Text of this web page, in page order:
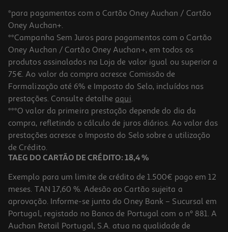
4.9 (80)
Máscara Rosto Garnier Aloe Hialurónico Un
2.39 €/un
2,39 €
*para pagamentos com o Cartão Oney Auchan / Cartão
Oney Auchan+.
**Campanha Sem Juros para pagamentos com o Cartão
Oney Auchan / Cartão Oney Auchan+, em todos os
produtos assinalados na Loja de valor igual ou superior a
75€. Ao valor da compra acresce Comissão de
Formalização até 6% e Imposto do Selo, incluídos nas
prestações. Consulte detalhe aqui.
***O valor da primeira prestação depende do dia da
compra, refletindo o cálculo de juros diários. Ao valor das
prestações acresce o Imposto do Selo sobre a utilização
de Crédito.
TAEG DO CARTÃO DE CRÉDITO: 18,4 %
Exemplo para um limite de crédito de 1.500€ pago em 12
meses. TAN 17,60 %. Adesão ao Cartão sujeita a
aprovação. Informe-se junto do Oney Bank – Sucursal em
Portugal, registado no Banco de Portugal com o nº 881. A
Auchan Retail Portugal, S.A. atua na qualidade de